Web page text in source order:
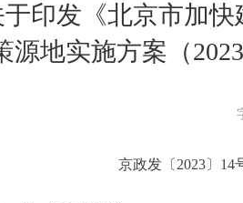
印发《北京市加
源地实施方案（
京政发〔2023〕14